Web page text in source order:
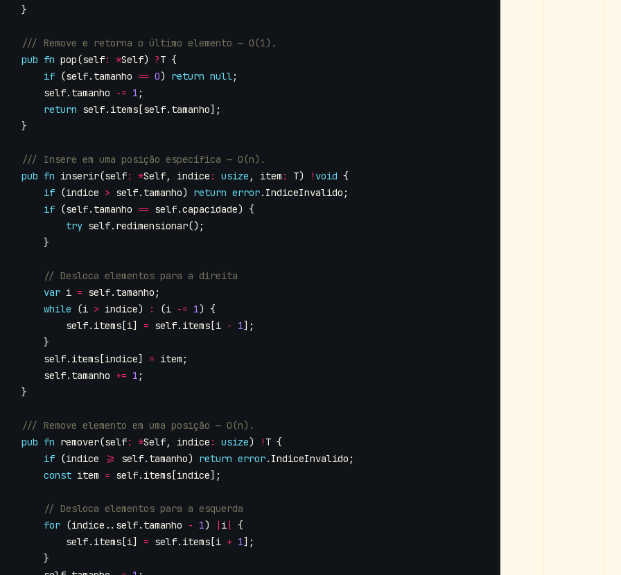
}
pub fn pop(self: *Self) ?T {
if (self. tamanho == 0) return null;
self. tamanho -= 1 ;
return self. items [self. tamanho];
}
pub fn inserir(self: *Self, indice : usize , item : T) ! void {
if (indice > self. tamanho) return error. IndiceInvalido ;
if (self. tamanho == self.capacidade) {
try self. redimensionar();
}
var i = self. tamanho ;
while
(i > indice) : (i -= 1) {
self. items [i] = self. items [i - 1];
}
self. items [indice] = item ;
self. tamanho += 1 ;
}
pub fn remover(self: *Self, indice : usize) ! T {
if (indice >= self. tamanho) return error. IndiceInvalido ;
const item = self. items [indice];
for (indice .. self. tamanho - 1) | i|
{
self. items [i] = self. items [i + 1];
}